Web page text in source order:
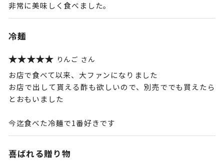
非常に美味しく食べました。
冷麺
りんご
お店で食べて以来、大ファンになりました
お店で出して貰える酢も欲しいので、別売ででも買えたら
とおもいました
今迄食べた冷麺で1番好きです
喜ばれる贈り物